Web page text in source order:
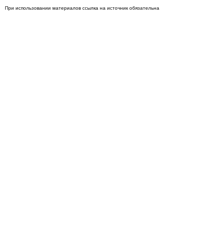
При использовании материалов ссылка на источник обязательна